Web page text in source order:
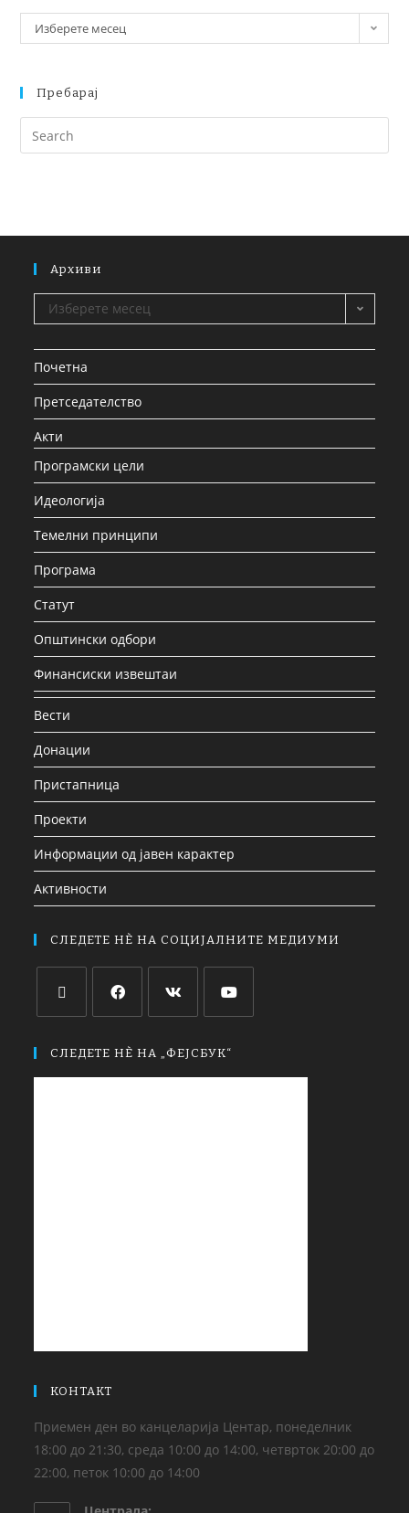
Изберете месец
Пребарај
Архиви
Изберете месец
Почетна
Претседателство
Акти
Програмски цели
Идеологија
Темелни принципи
Програма
Статут
Општински одбори
Финансиски извештаи
Вести
Донации
Пристапница
Проекти
Информации од јавен карактер
Активности
СЛЕДЕТЕ НЀ НА СОЦИЈАЛНИТЕ МЕДИУМИ
СЛЕДЕТЕ НЀ НА „ФЕЈСБУК“
КОНТАКТ
Приемен ден во канцеларија Центар, понеделник
18:00 до 21:30, среда 10:00 до 14:00, четврток 20:00 до
22:00, петок 10:00 до 14:00